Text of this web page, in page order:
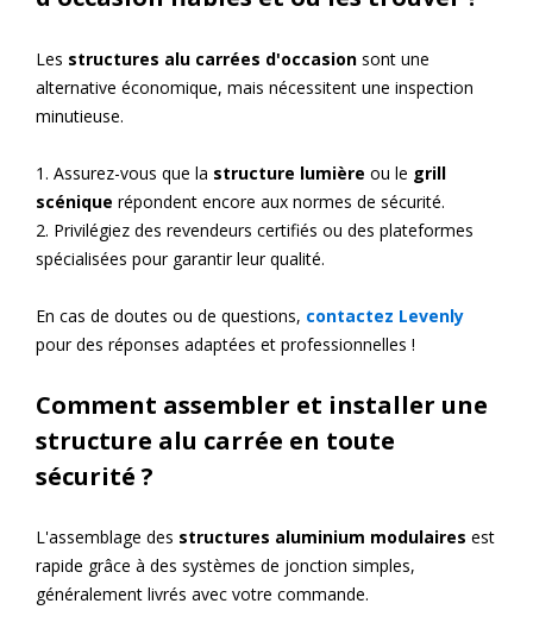
Les structures alu carrées d'occasion sont une
alternative économique, mais nécessitent une inspection
minutieuse.
1. Assurez-vous que la structure lumière ou le grill
scénique répondent encore aux normes de sécurité.
2. Privilégiez des revendeurs certifiés ou des plateformes
spécialisées pour garantir leur qualité.
En cas de doutes ou de questions, contactez Levenly
pour des réponses adaptées et professionnelles !
Comment assembler et installer une
structure alu carrée en toute
sécurité ?
L'assemblage des structures aluminium modulaires est
rapide grâce à des systèmes de jonction simples,
généralement livrés avec votre commande.